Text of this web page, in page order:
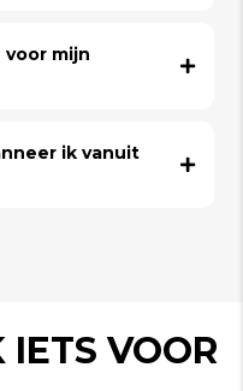
mijn
ik vanuit
IETS VOOR